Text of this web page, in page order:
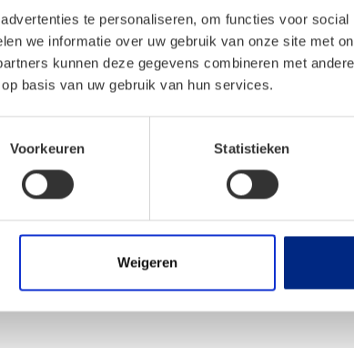
te personaliseren, om functies voor
we informatie over uw gebruik van onze site met
kunnen deze gegevens combineren met
basis van uw gebruik van hun services.
Voorkeuren Statistieken
Weigeren